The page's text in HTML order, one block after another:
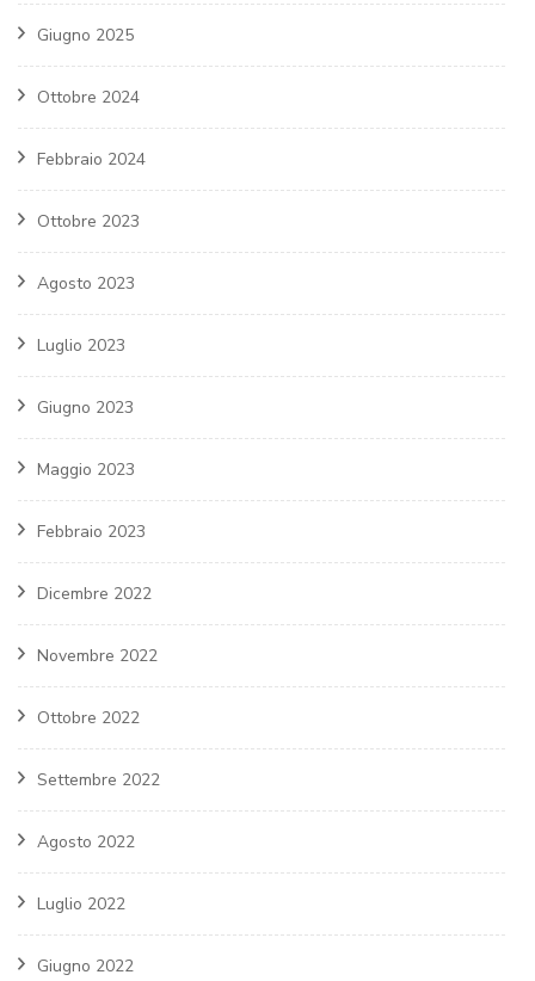
Giugno 2025
Ottobre 2024
Febbraio 2024
Ottobre 2023
Agosto 2023
Luglio 2023
Giugno 2023
Maggio 2023
Febbraio 2023
Dicembre 2022
Novembre 2022
Ottobre 2022
Settembre 2022
Agosto 2022
Luglio 2022
Giugno 2022